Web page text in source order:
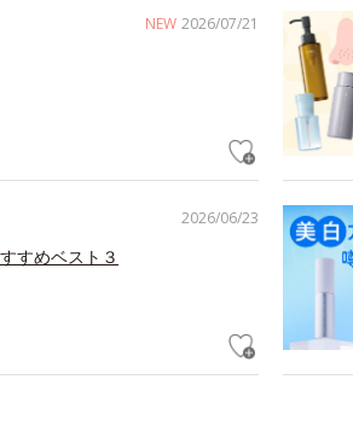
NEW 2026/07/21
2026/06/23
すめベスト３